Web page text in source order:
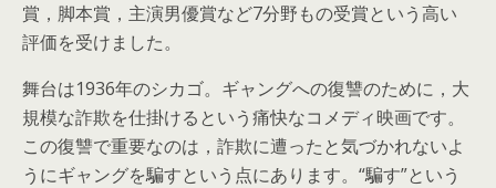
賞，脚本賞，主演男優賞など7分野もの受賞という高い
評価を受けました。
舞台は1936年のシカゴ。ギャングへの復讐のために，大
規模な詐欺を仕掛けるという痛快なコメディ映画です。
この復讐で重要なのは，詐欺に遭ったと気づかれないよ
うにギャングを騙すという点にあります。“騙す”という